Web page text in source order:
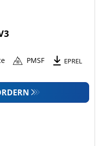
PMSF EPREL